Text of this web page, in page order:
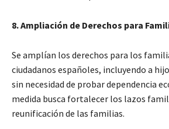
8. Ampliación de Derechos para
Se amplían los derechos para los
ciudadanos españoles, incluyendo a
sin necesidad de probar dependencia
medida busca fortalecer los lazos
reunificación de las familias.